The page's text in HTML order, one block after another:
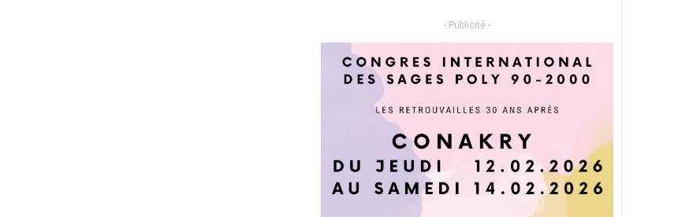
- Publicité -